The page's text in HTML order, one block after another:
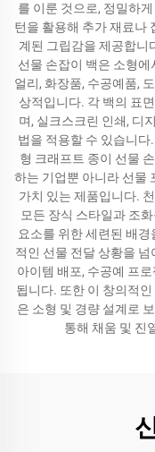
를 이룬 것으로, 정밀하
턴을 활용해 추가 재료나
계된 그립감을 제공합니
선물 손잡이 백은 소형
얼리, 화장품, 수공예품,
상적입니다. 각 백의 표
며, 실크스크린 인쇄, 디
법을 적용할 수 있습니
형 크래프트 종이 선물
하는 기업뿐 아니라 선물
가치 있는 제품입니다.
모든 장식 스타일과 조
요소를 위한 세련된 배
적인 선물 전달 상황을
아이템 배포, 수공예 프
됩니다. 또한 이 창의적
은 소형 및 경량 설계로
통해 채움 및 진